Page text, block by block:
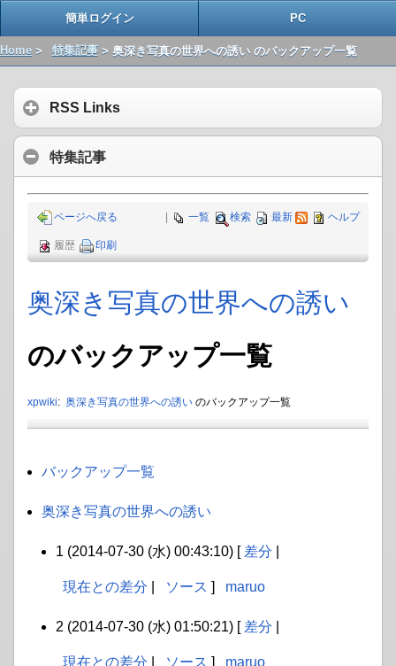
簡単ログイン PC
Home > 特集記事> 奥深き写真の世界への誘い のバックアップ一覧
RSS Links
特集記事
一覧 検索 最新 ヘルプ
ページへ戻る
履歴 印刷
奥深き写真の世界への誘い
のバックアップ一覧
xpwiki: 奥深き写真の世界への誘い のバックアップ一覧
バックアップ一覧
奥深き写真の世界への誘い
1 (2014-07-30 (水) 00:43:10) [ 差分
現在との差分 ソース ] maruo
2 (2014-07-30 (水) 01:50:21) [ 差分
現在との差分 ソース ] maruo